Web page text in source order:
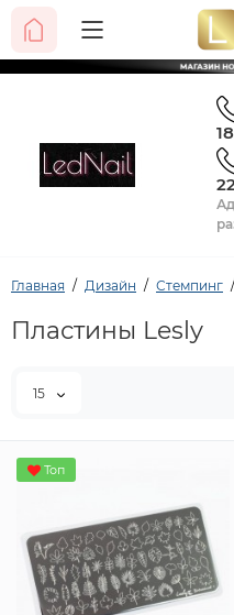
Главная Дизайн Стемпинг
Пластины Lesly
15
Топ